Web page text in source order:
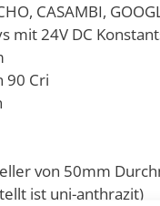
CASAMBI,
24V DC
90 Cri
von 50mm
ist uni-anthrazit)